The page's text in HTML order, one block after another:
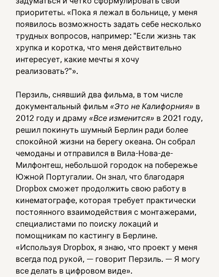
приоритеты. «Пока я лежал в больнице, у меня
появилось возможность задать себе несколько
трудных вопросов, например: "Если жизнь так
хрупка и коротка, что меня действительно
интересует, какие мечты я хочу
реализовать?"».
Перзиль, снявший два фильма, в том числе
документальный фильм «Это не Калифорния» в
2012 году и драму «Все изменится» в 2021 году,
решил покинуть шумный Берлин ради более
спокойной жизни на берегу океана. Он собрал
чемоданы и отправился в Вила-Нова-де-
Милфонтеш, небольшой городок на побережье
Южной Португалии. Он знал, что благодаря
Dropbox сможет продолжить свою работу в
кинематографе, которая требует практически
постоянного взаимодействия с монтажерами,
специалистами по поиску локаций и
помощникам по кастингу в Берлине.
«Используя Dropbox, я знаю, что проект у меня
всегда под рукой, — говорит Перзиль. — Я могу
все делать в цифровом виде».